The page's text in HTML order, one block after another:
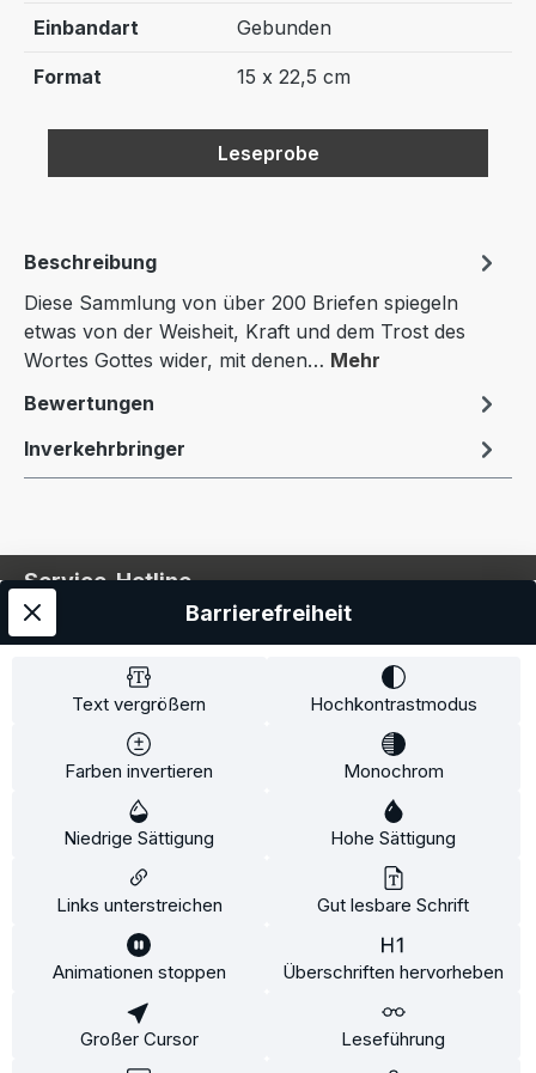
Einbandart Gebunden
Format 15 x 22,5 cm
Leseprobe
Beschreibung
Diese Sammlung von über 200 Briefen spiegeln
etwas von der Weisheit, Kraft und dem Trost des
Wortes Gottes wider, mit denen… Mehr
Bewertungen
Inverkehrbringer
Service-Hotline
Service
Information
* Alle Preise inkl. gesetzl. Mehrwertsteuer zzgl.
und ggf. Nachnahmegebühren, wenn
Text vergrößern Hochkontrastmodus
Farben invertieren Monochrom
Niedrige Sättigung Hohe Sättigung
Links unterstreichen Gut lesbare Schrift
Animationen stoppen Überschriften hervorheben
Großer Cursor Leseführung
Barrierefreiheit
Diese Website verwendet Cookies, um eine bestmögliche
Erfahrung bieten zu können.
Mehr Informationen ...
Nur technisch notwendige